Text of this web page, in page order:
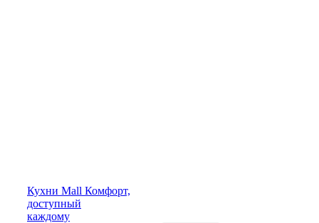
Кухни Mall Комфорт,
доступный
каждому